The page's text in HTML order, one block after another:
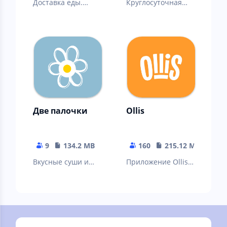
Доставка еды.
воки со скидкой до
45%
Круглосуточная
горячих блюд и
закусок.
Две палочки
9
134.2 MB
Вкусные суши и
Палочки!
Ollis
160
215.12 MB
Приложение Ollis –
блюда.